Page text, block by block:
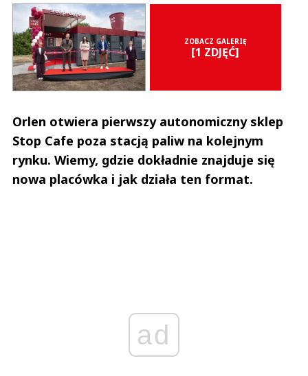
ZOBACZ GALERIĘ
[1 ZDJĘĆ]
Orlen otwiera pierwszy autonomiczny sklep
Stop Cafe poza stacją paliw na kolejnym
rynku. Wiemy, gdzie dokładnie znajduje się
nowa placówka i jak działa ten format.
ad